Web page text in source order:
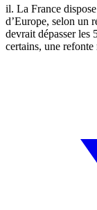
il. La France
d’Europe, selon un
devrait dépasser les
certains, une refonte